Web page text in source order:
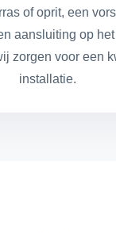
of oprit, een
aansluiting op
zorgen voor een
installatie.